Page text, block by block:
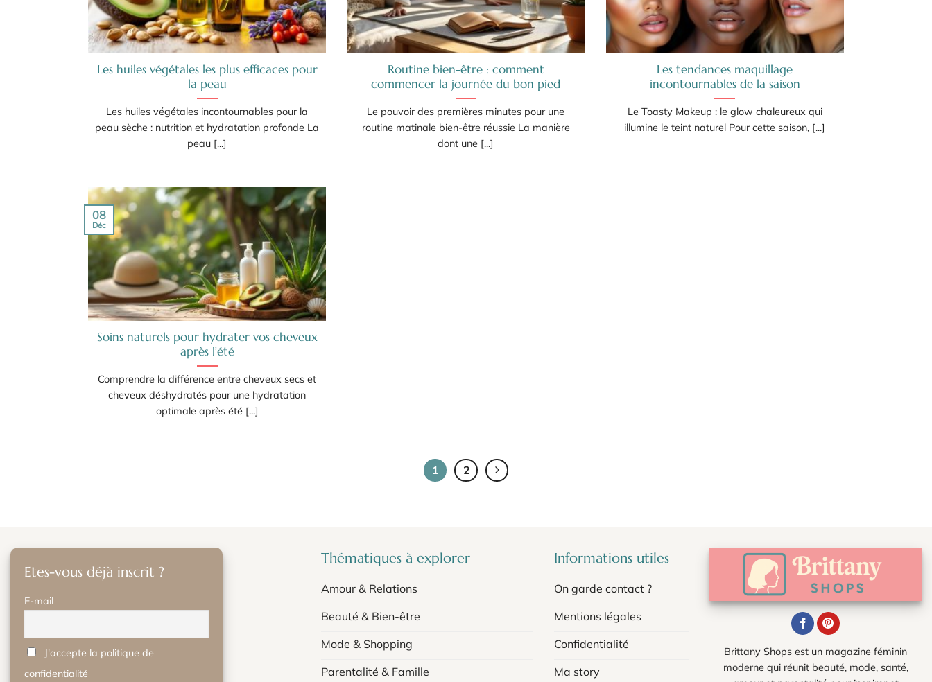
Les huiles végétales les plus efficaces pour
la peau
Les huiles végétales incontournables pour la
peau sèche : nutrition et hydratation profonde La
peau [...]
Routine bien-être : comment
commencer la journée du bon pied
Le pouvoir des premières minutes pour une
routine matinale bien-être réussie La manière
dont une [...]
Les tendances maquillage
incontournables de la saison
Le Toasty Makeup : le glow chaleureux qui
illumine le teint naturel Pour cette saison, [...]
Soins naturels pour hydrater vos cheveux
après l’été
Comprendre la différence entre cheveux secs et
cheveux déshydratés pour une hydratation
optimale après été [...]
08
Déc
1 2
Etes-vous déjà inscrit ?
E-mail
J'accepte la politique de
confidentialité
Thématiques à explorer
Amour & Relations
Beauté & Bien-être
Mode & Shopping
Parentalité & Famille
Informations utiles
On garde contact ?
Mentions légales
Confidentialité
Ma story
Brittany Shops est un magazine féminin
moderne qui réunit beauté, mode, santé,